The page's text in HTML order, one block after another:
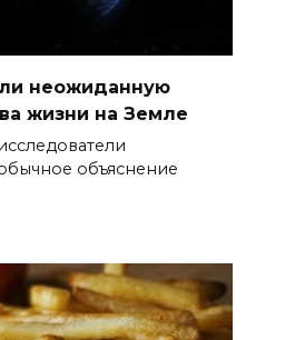
неожиданную
жизни на Земле
объяснение